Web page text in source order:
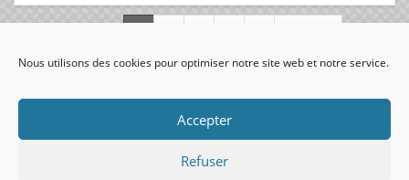
Nous utilisons des cookies pour optimiser notre site web et notre service.
Accepter
Refuser
visiteurs uniques: